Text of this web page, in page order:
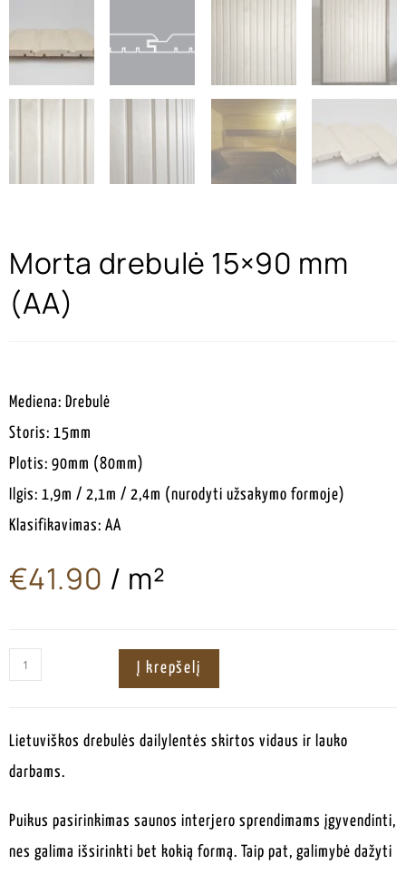
Morta drebulė 15×90 mm
(AA)
Mediena: Drebulė
Storis: 15mm
Plotis: 90mm (80mm)
Ilgis: 1,9m / 2,1m / 2,4m (nurodyti užsakymo formoje)
Klasifikavimas: AA
€41.90 / m²
Į krepšelį
Lietuviškos drebulės dailylentės skirtos vidaus ir lauko
darbams.
Puikus pasirinkimas saunos interjero sprendimams įgyvendinti,
nes galima išsirinkti bet kokią formą. Taip pat, galimybė dažyti